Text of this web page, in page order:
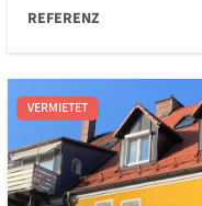
REFERENZ
VERMIETET